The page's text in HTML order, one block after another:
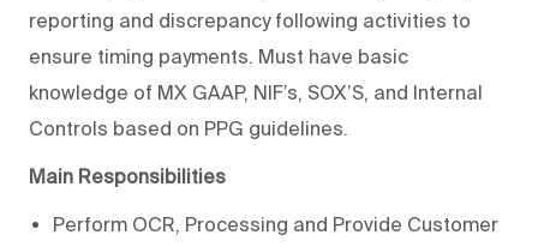
reporting and discrepancy following activities to
ensure timing payments. Must have basic
knowledge of MX GAAP, NIF’s, SOX’S, and Internal
Controls based on PPG guidelines.
Main Responsibilities
Perform OCR, Processing and Provide Customer